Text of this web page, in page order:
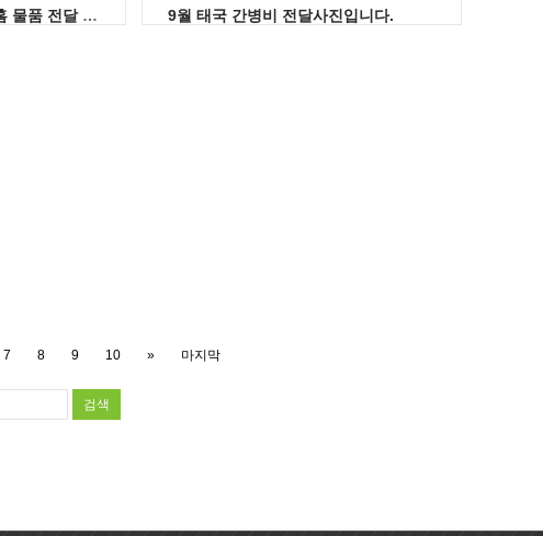
9월 장애인 가정과 그룹홈 물품 전달 사진입니다. (제주,연천,서울) 9월 태국 간병비 전달사진입니다.
7 8 9 10 » 마지막
검색